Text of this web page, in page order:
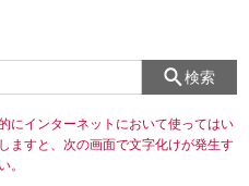
検索
にインターネットにおいて使ってはい
ますと、次の画面で文字化けが発生す
。